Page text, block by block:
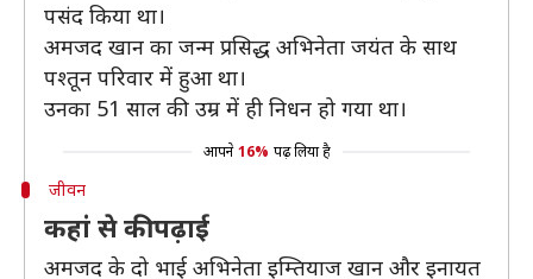
पसंद किया था।
अमजद खान का जन्म प्रसिद्ध अभिनेता जयंत के साथ
पश्तून परिवार में हुआ था।
उनका 51 साल की उम्र में ही निधन हो गया था।
आपने 16% पढ़ लिया है
जीवन
कहां से की पढ़ाई
अमजद के दो भाई अभिनेता इम्तियाज खान और इनायत